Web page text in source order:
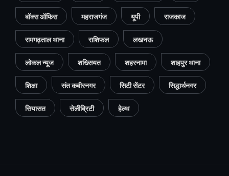
बॉक्स ऑफिस महराजगंज यूपी राजकाज
रामगढ़ताल थाना राशिफल लखनऊ
लोकल न्यूज शख्सियत शहरनामा शाहपुर थाना
शिक्षा संत कबीरनगर सिटी सेंटर सिद्धार्थनगर
सियासत सेलीब्रिटी हेल्थ